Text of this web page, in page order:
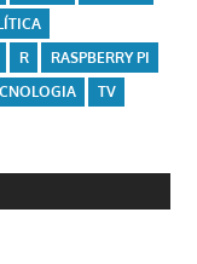
R
RASPBERRY PI
TV